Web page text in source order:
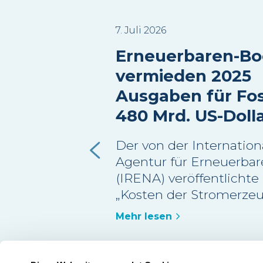
7. Juli 2026
Erneuerbaren-
vermieden 2025
Ausgaben für
480 Mrd. US-
Der von der
Agentur für
(IRENA)
„Kosten der
erneuerbaren
der im Jahr 2025 neu
Mehr lesen